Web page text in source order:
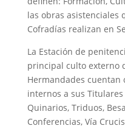
las obras asistenciales
Cofradías realizan en
La Estación de
principal culto externo
Hermandades cuentan
internos a sus
Quinarios, Triduos,
Conferencias, Vía